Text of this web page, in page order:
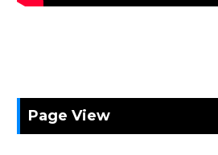
Page View